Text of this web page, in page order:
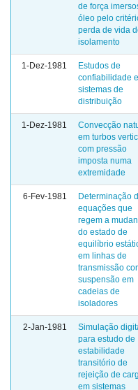
de força
óleo pelo
perda de vida
isolamento
1-Dez-1981
Estudos de
confiabilidade
sistemas de
distribuição
1-Dez-1981
Convecção
em turbos
com pressão
imposta numa
extremidade
6-Fev-1981
Determinação
equações que
regem a
do estado de
equilíbrio
em linhas de
transmissão
suspensão em
cadeias de
isoladores
2-Jan-1981
Simulação
para estudo de
estabilidade
transitório de
rejeição de
em sistemas